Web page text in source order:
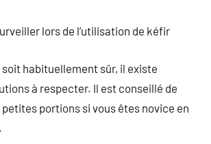
lors de l’utilisation de kéfir
habituellement sûr, il existe
à respecter. Il est conseillé de
portions si vous êtes novice en